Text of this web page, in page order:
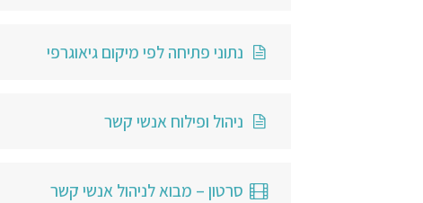
נתוני פתיחה לפי מיקום גיאוגרפי
ניהול ופילוח אנשי קשר
סרטון – מבוא לניהול אנשי קשר